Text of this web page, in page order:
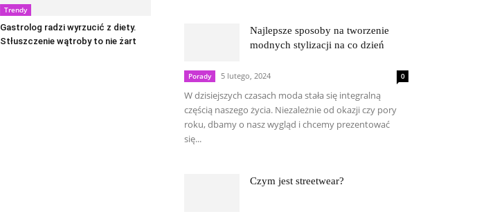
Trendy
Gastrolog radzi wyrzucić z diety.
Stłuszczenie wątroby to nie żart
Najlepsze sposoby na tworzenie
modnych stylizacji na co dzień
Porady 5 lutego, 2024 0
W dzisiejszych czasach moda stała się integralną
częścią naszego życia. Niezależnie od okazji czy pory
roku, dbamy o nasz wygląd i chcemy prezentować
się...
Czym jest streetwear?